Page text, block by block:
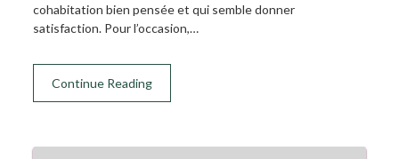
cohabitation bien pensée et qui semble donner
satisfaction. Pour l’occasion,…
Continue Reading